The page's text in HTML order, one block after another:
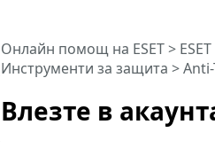
Влезте в
Онлайн помощ на ESET>
Инструменти за защита >